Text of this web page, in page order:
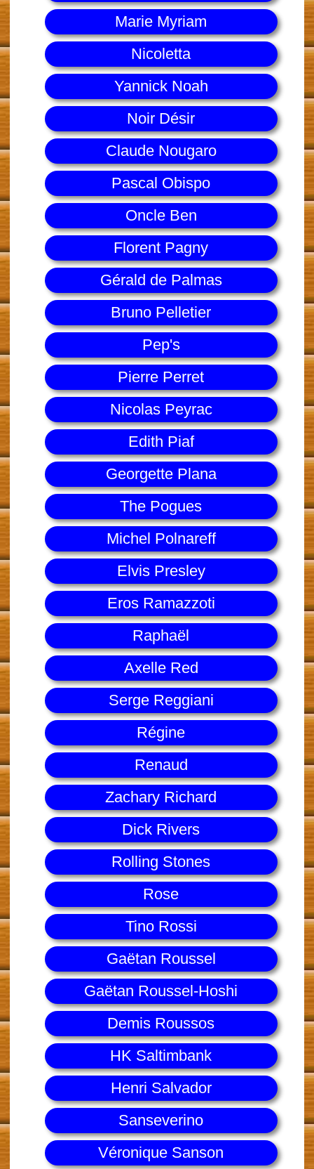
Marie Myriam
Nicoletta
Yannick Noah
Noir Désir
Claude Nougaro
Pascal Obispo
Oncle Ben
Florent Pagny
Gérald de Palmas
Bruno Pelletier
Pep's
Pierre Perret
Nicolas Peyrac
Edith Piaf
Georgette Plana
The Pogues
Michel Polnareff
Elvis Presley
Eros Ramazzoti
Raphaël
Axelle Red
Serge Reggiani
Régine
Renaud
Zachary Richard
Dick Rivers
Rolling Stones
Rose
Tino Rossi
Gaëtan Roussel
Gaëtan Roussel-Hoshi
Demis Roussos
HK Saltimbank
Henri Salvador
Sanseverino
Véronique Sanson